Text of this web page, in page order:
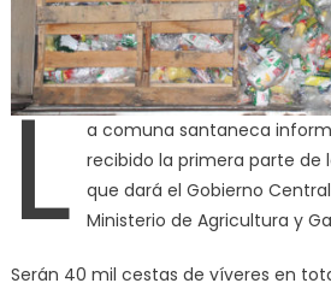
L
a comuna santaneca
recibido la primera parte de
que dará el Gobierno
Ministerio de Agricultura y
Serán 40 mil cestas de víveres en